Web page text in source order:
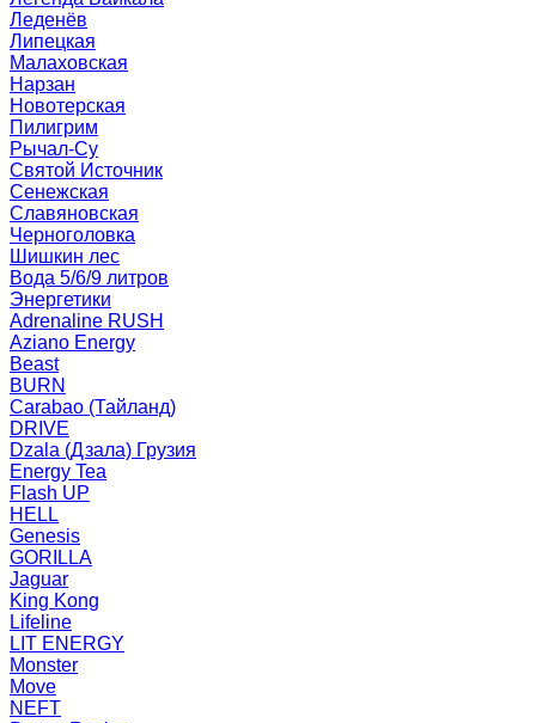
Леденёв
Липецкая
Малаховская
Нарзан
Новотерская
Пилигрим
Рычал-Су
Святой Источник
Сенежская
Славяновская
Черноголовка
Шишкин лес
Вода 5/6/9 литров
Энергетики
Adrenaline RUSH
Aziano Energy
Beast
BURN
Carabao (Тайланд)
DRIVE
Dzala (Дзала) Грузия
Energy Tea
Flash UP
HELL
Genesis
GORILLA
Jaguar
King Kong
Lifeline
LIT ENERGY
Monster
Move
NEFT